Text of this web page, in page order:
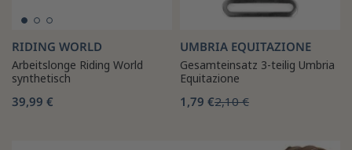
RIDING WORLD
Arbeitslonge Riding World
synthetisch
39,99 €
UMBRIA EQUITAZIONE
Gesamteinsatz 3-teilig Umbria
Equitazione
1,79 €2,10 €